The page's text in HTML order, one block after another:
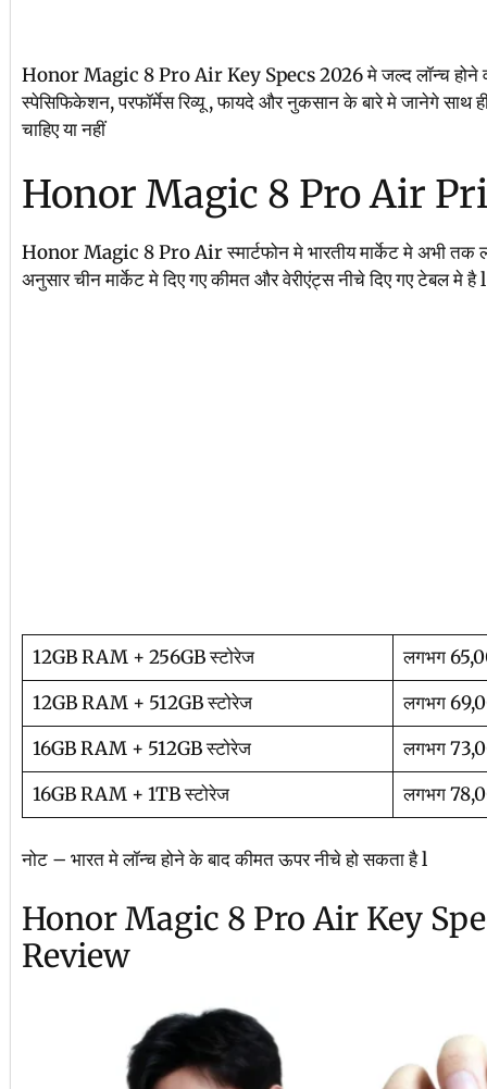
Honor Magic 8 Pro Air Key Specs 2026 मे जल्द लॉन्च होने
स्पेसिफिकेशन, परफॉर्मेस रिव्यू , फायदे और नुकसान के बारे मे जानेगे साथ
चाहिए या नहीं
Honor Magic 8 Pro Air
Honor Magic 8 Pro Air स्मार्टफोन मे भारतीय मार्केट मे अभी तक
अनुसार चीन मार्केट मे दिए गए कीमत और वेरीएंट्स नीचे दिए गए टेबल मे है l
12GB RAM + 256GB स्टोरेज
लगभग
12GB RAM + 512GB स्टोरेज
लगभग
16GB RAM + 512GB स्टोरेज
लगभग
16GB RAM + 1TB स्टोरेज
लगभग
नोट – भारत मे लॉन्च होने के बाद कीमत ऊपर नीचे हो सकता है l
Honor Magic 8 Pro Air Key
Review